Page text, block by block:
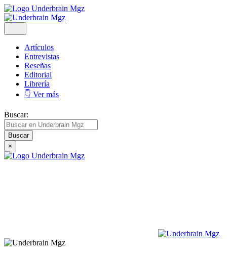
Artículos
Entrevistas
Reseñas
Editorial
Librería
👇 Ver más
Buscar:
×